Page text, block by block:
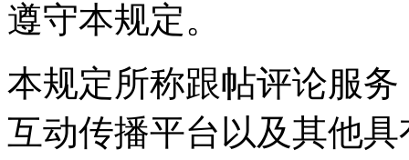
遵守本规定。
本规定所称跟帖评论服
互动传播平台以及其他